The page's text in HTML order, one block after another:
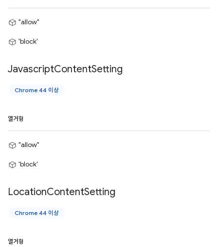
"allow"
'block'
JavascriptContentSetting
Chrome 44 이상
열거형
"allow"
'block'
LocationContentSetting
Chrome 44 이상
열거형